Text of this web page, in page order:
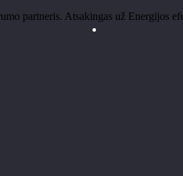
partneris. Atsakingas už Energijos